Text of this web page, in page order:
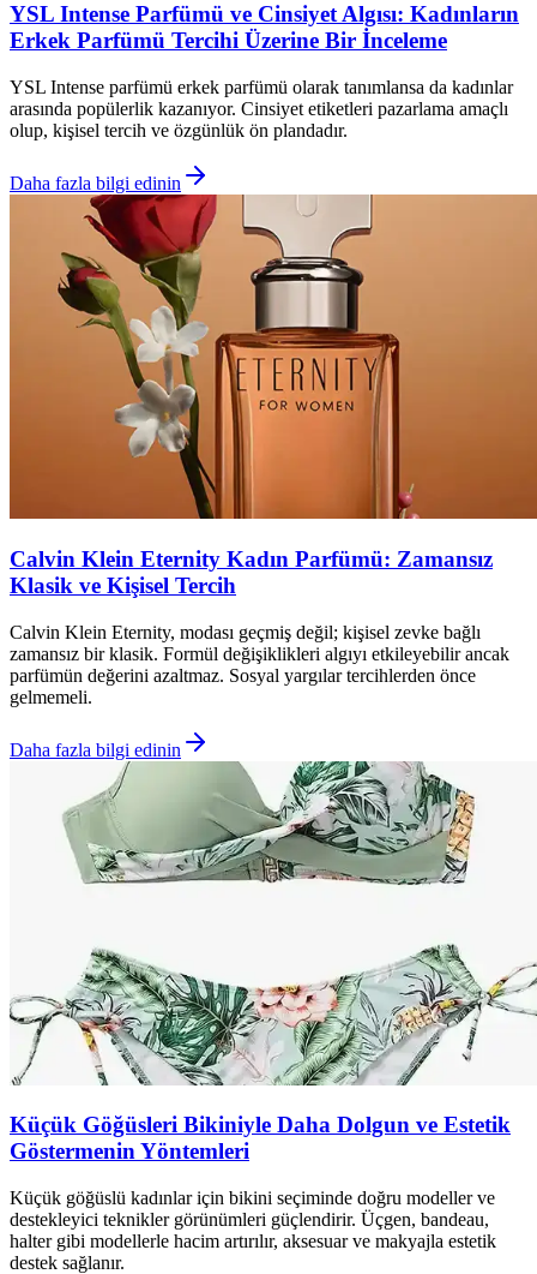
YSL Intense Parfümü ve Cinsiyet Algısı: Kadınların
Erkek Parfümü Tercihi Üzerine Bir İnceleme
YSL Intense parfümü erkek parfümü olarak tanımlansa da kadınlar
arasında popülerlik kazanıyor. Cinsiyet etiketleri pazarlama amaçlı
olup, kişisel tercih ve özgünlük ön plandadır.
Daha fazla bilgi edinin
Calvin Klein Eternity Kadın Parfümü: Zamansız
Klasik ve Kişisel Tercih
Calvin Klein Eternity, modası geçmiş değil; kişisel zevke bağlı
zamansız bir klasik. Formül değişiklikleri algıyı etkileyebilir ancak
parfümün değerini azaltmaz. Sosyal yargılar tercihlerden önce
gelmemeli.
Daha fazla bilgi edinin
Küçük Göğüsleri Bikiniyle Daha Dolgun ve Estetik
Göstermenin Yöntemleri
Küçük göğüslü kadınlar için bikini seçiminde doğru modeller ve
destekleyici teknikler görünümleri güçlendirir. Üçgen, bandeau,
halter gibi modellerle hacim artırılır, aksesuar ve makyajla estetik
destek sağlanır.